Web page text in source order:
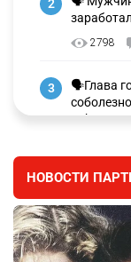
2
2798
3
🗣Глава
🇫🇷 Клуб
2647
НОВОСТИ